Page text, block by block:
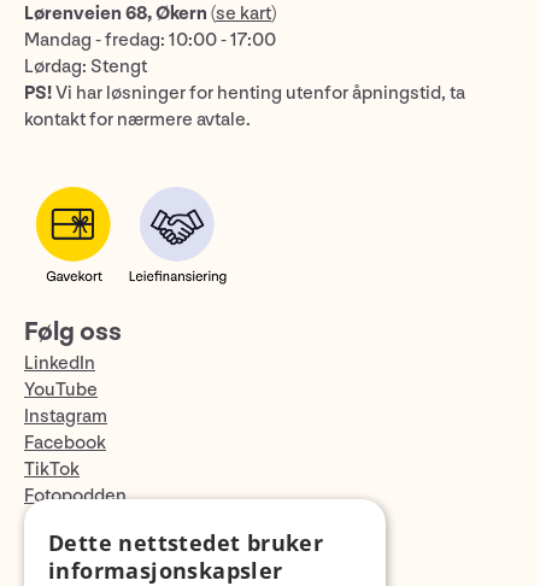
Lørenveien 68, Økern (se kart)
Mandag - fredag: 10:00 - 17:00
Lørdag: Stengt
PS!Vi har løsninger for henting utenfor åpningstid, ta
kontakt for nærmere avtale.
Følg oss
LinkedIn
YouTube
Instagram
Facebook
TikTok
Fotopodden
Med forbehold om skrive- og lagerfeil
Dette nettstedet bruker
informasjonskapsler